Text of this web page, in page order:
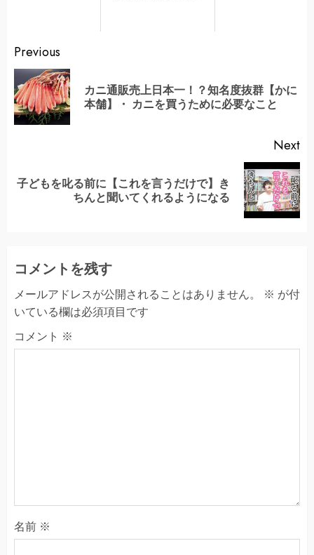
Continue
Reading
Previous
カニ通販売上日本一！？知名度抜群【かに
本舗】・ カニを買うために必要なこと
Next
Next
子どもを叱る前に【これを言うだけで】き
ちんと聞いてくれるようになる
コメントを残す
メールアドレスが公開されることはありません。 ※ が付
いている欄は必須項目です
コメント ※
名前 ※